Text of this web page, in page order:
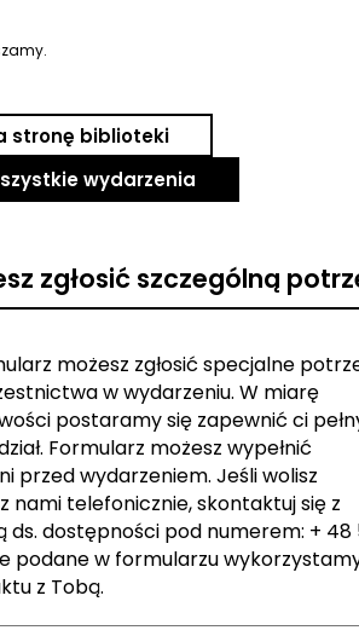
stronę biblioteki
wydarzenia
zgłosić szczególną
możesz zgłosić specjalne
w wydarzeniu. W miarę
postaramy się zapewnić ci
Formularz możesz wypełnić
przed wydarzeniem. Jeśli wolisz
nami telefonicznie, skontaktuj się z
ds. dostępności pod numerem: + 48
podane w formularzu
z Tobą.